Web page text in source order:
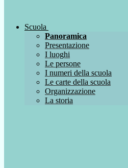
Scuola
Panoramica
Presentazione
I luoghi
Le persone
I numeri della scuola
Le carte della scuola
Organizzazione
La storia